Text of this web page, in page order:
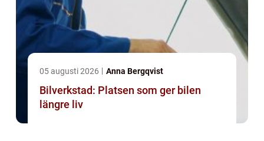
05 augusti 2026 Anna Bergqvist
Bilverkstad: Platsen som ger bilen
längre liv